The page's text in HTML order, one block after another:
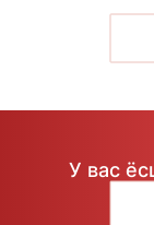
У вас